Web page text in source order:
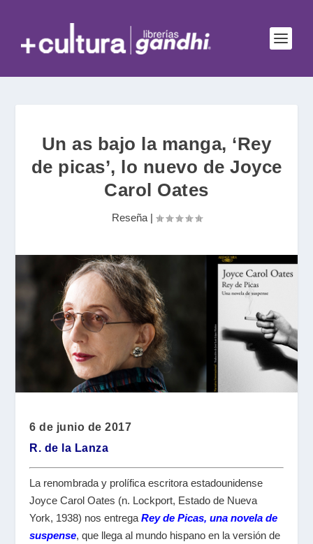
Un as bajo la manga, ‘Rey
de picas’, lo nuevo de Joyce
Carol Oates
Reseña|
6 de junio de 2017
R. de la Lanza
La renombrada y prolífica escritora estadounidense
Joyce Carol Oates (n. Lockport, Estado de Nueva
York, 1938) nos entregaRey de Picas, una novela de
suspense, que llega al mundo hispano en la versión de